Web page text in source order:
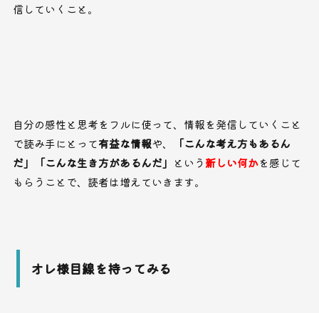
信していくこと。
自分の感性と思考をフルに使って、情報を発信していくこと
で読み手にとって有益な情報や、
「こんな考え方もあるん
だ」「こんな生き方があるんだ」 という新しい何かを感じて
もらうことで、読者は増えていきます。
オレ様目線を持ってみる